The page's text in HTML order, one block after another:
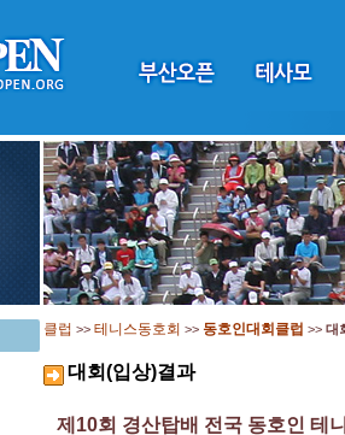
클럽 >> 테니스동호회 >> 동호인대회클럽 >> 대
대회(입상)결과
제10회 경산탑배 전국 동호인 테